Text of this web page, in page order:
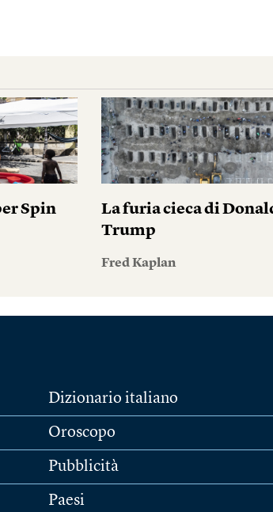
Spin
La furia cieca di
Trump
Fred Kaplan
Dizionario italiano
Oroscopo
Pubblicità
Paesi